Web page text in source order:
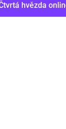
hvězda